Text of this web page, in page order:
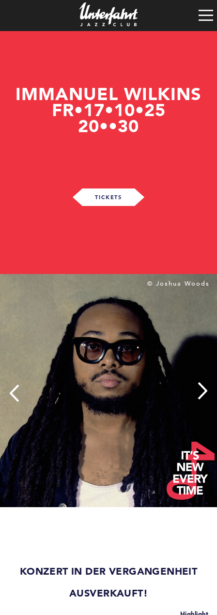
IMMANUEL WILKINS
FR•17•10•25
20••30
TICKETS
© Joshua Woods
KONZERT IN DER VERGANGENHEIT
AUSVERKAUFT!